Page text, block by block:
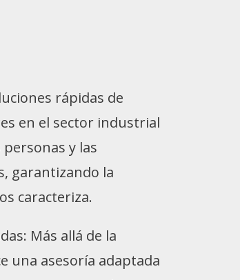
rápidas de
en el sector industrial
y las
garantizando la
caracteriza.
Más allá de la
una asesoría adaptada